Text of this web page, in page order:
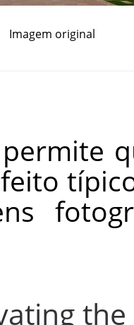
Imagem original